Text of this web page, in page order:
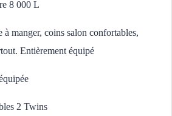
8 000 L
à manger, coins salon confortables,
Entièrement équipé
2 Twins